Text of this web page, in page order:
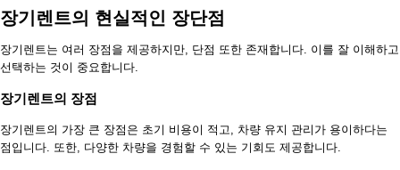
장기렌트의 현실적인 장단점
장기렌트는 여러 장점을 제공하지만, 단점 또한 존재합니다. 이를 잘 이해하고
선택하는 것이 중요합니다.
장기렌트의 장점
장기렌트의 가장 큰 장점은 초기 비용이 적고, 차량 유지 관리가 용이하다는
점입니다. 또한, 다양한 차량을 경험할 수 있는 기회도 제공합니다.